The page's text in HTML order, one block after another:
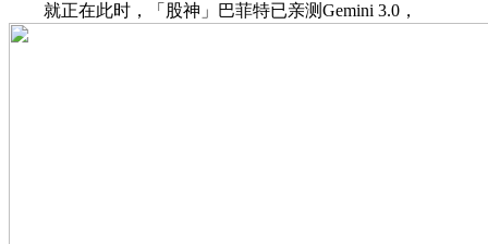
就正在此时，「股神」巴菲特已亲测Gemini 3.0，